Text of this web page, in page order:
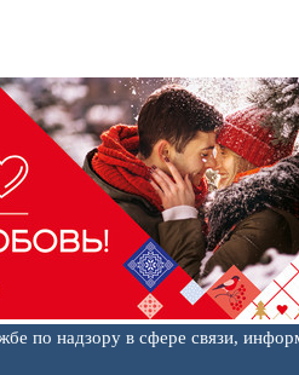
по надзору в сфере связи,